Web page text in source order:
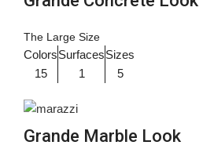
The Large Size
Colors
15
Surfaces
1
Sizes
5
Grande Marble Look